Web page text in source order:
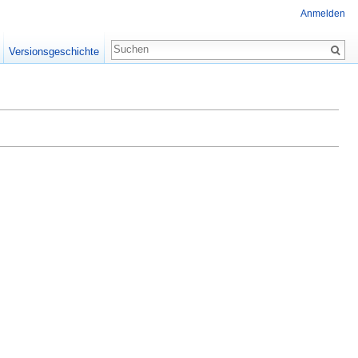
Anmelden
Versionsgeschichte